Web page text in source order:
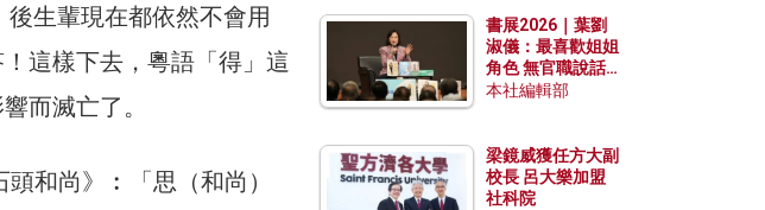
生輩現在都依然不會用
這樣下去，粵語「得」這
而滅亡了。
和尚》︰「思（和尚）
書展2026｜葉劉
淑儀：最喜歡姐姐
角色 無官職說話
包袱少
本社編輯部
梁鏡威獲任方大副
校長 呂大樂加盟
社科院